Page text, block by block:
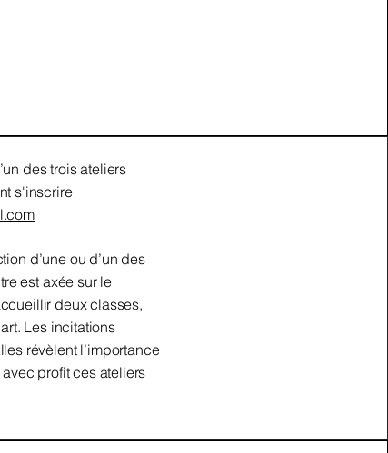
des trois ateliers
s'inscrire
d’une ou d’un des
est axée sur le
deux classes,
Les incitations
révèlent l’importance
profit ces ateliers